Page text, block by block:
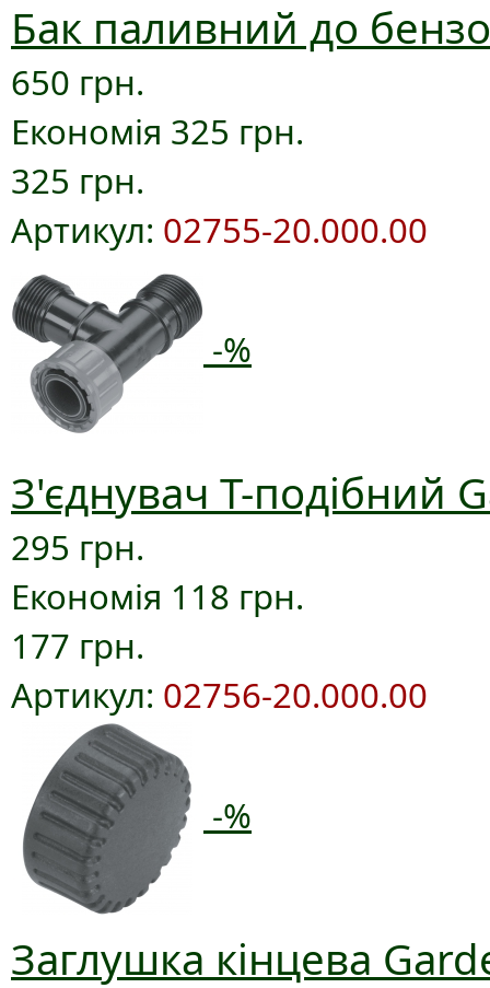
Бак паливний до
650 грн.
Економія 325 грн.
325 грн.
Артикул: 02755-20.000.00
-%
З'єднувач T-подібний
295 грн.
Економія 118 грн.
177 грн.
Артикул: 02756-20.000.00
-%
Заглушка кінцева